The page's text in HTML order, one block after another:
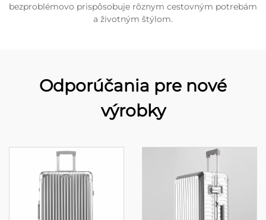
bezproblémovo prispôsobuje rôznym cestovným potrebám
a životným štýlom.
Odporúčania pre nové
výrobky